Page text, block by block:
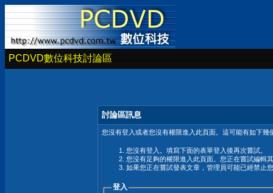
PCDVD數位科技討論區
討論區訊息
您沒有登入或者您沒有權限進入此頁面。這可能有如下幾
您沒有登入。填寫下面的表單登入後再次嘗試。
您沒有足夠的權限進入此頁面。您正在嘗試編輯
如果您正在嘗試發表文章，管理員可能已經禁止
登入